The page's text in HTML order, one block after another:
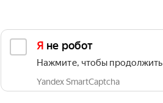
Я не робот
Нажмите, чтобы продолжить
Yandex SmartCaptcha